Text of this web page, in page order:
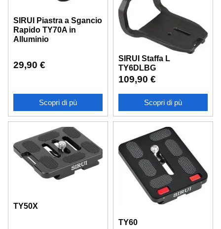
SIRUI Piastra a Sgancio
Rapido TY70A in
Alluminio
29,90 €
Scopri di pù
SIRUI Staffa L
TY6DLBG
109,90 €
Scopri di pù
TY50X
TY60